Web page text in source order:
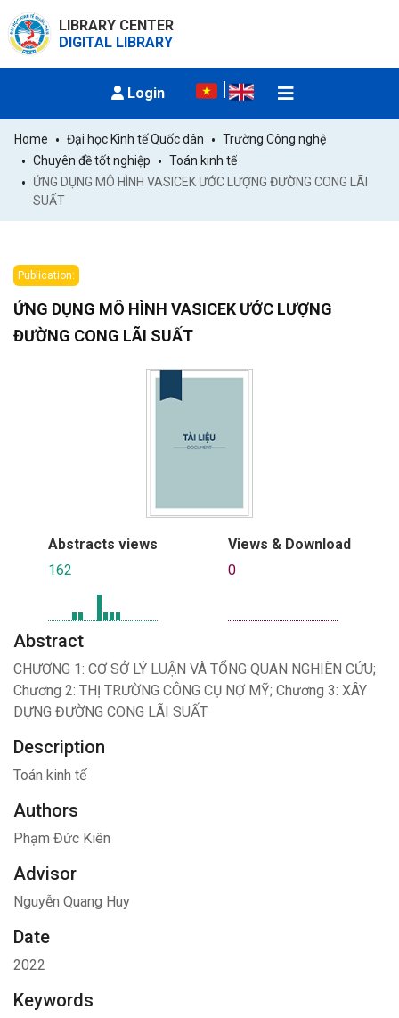
LIBRARY CENTER
DIGITAL LIBRARY
Login
Home Đại học Kinh tế Quốc dân
Trường Công nghệ
Chuyên đề tốt nghiệp
Toán kinh tế
ỨNG DỤNG MÔ HÌNH VASICEK ƯỚC LƯỢNG ĐƯỜNG CONG LÃI
SUẤT
Publication:
ỨNG DỤNG MÔ HÌNH VASICEK ƯỚC LƯỢNG
ĐƯỜNG CONG LÃI SUẤT
Abstracts views
162
Views & Download
0
Abstract
CHƯƠNG 1: CƠ SỞ LÝ LUẬN VÀ TỔNG QUAN NGHIÊN CỨU;
Chương 2: THỊ TRƯỜNG CÔNG CỤ NỢ MỸ; Chương 3: XÂY
DỰNG ĐƯỜNG CONG LÃI SUẤT
Description
Toán kinh tế
Authors
Phạm Đức Kiên
Advisor
Nguyễn Quang Huy
Date
2022
Keywords